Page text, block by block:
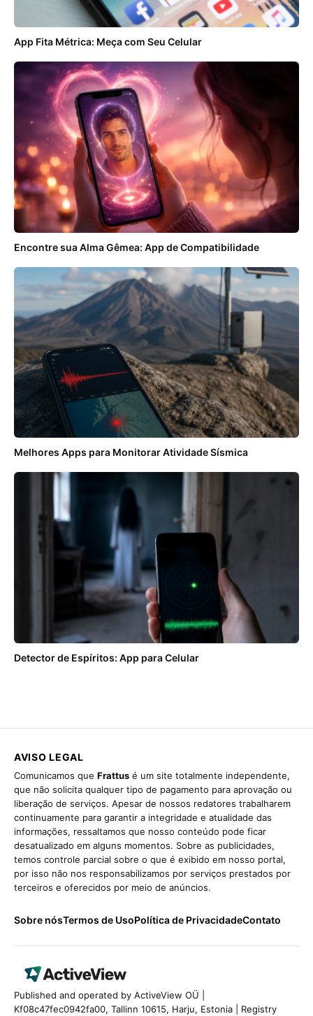
App Fita Métrica: Meça com Seu Celular
Encontre sua Alma Gêmea: App de Compatibilidade
Melhores Apps para Monitorar Atividade Sísmica
Detector de Espíritos: App para Celular
AVISO LEGAL
Comunicamos que Frattus é um site totalmente independente,
que não solicita qualquer tipo de pagamento para aprovação ou
liberação de serviços. Apesar de nossos redatores trabalharem
continuamente para garantir a integridade e atualidade das
informações, ressaltamos que nosso conteúdo pode ficar
desatualizado em alguns momentos. Sobre as publicidades,
temos controle parcial sobre o que é exibido em nosso portal,
por isso não nos responsabilizamos por serviços prestados por
terceiros e oferecidos por meio de anúncios.
Sobre nósTermos de UsoPolítica de PrivacidadeContato
Published and operated by ActiveView OÜ |
Kf08c47fec0942fa00, Tallinn 10615, Harju, Estonia | Registry